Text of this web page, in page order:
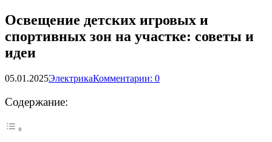
Освещение детских игровых и
спортивных зон на участке: советы и
идеи
05.01.2025ЭлектрикаКомментарии: 0
Содержание: